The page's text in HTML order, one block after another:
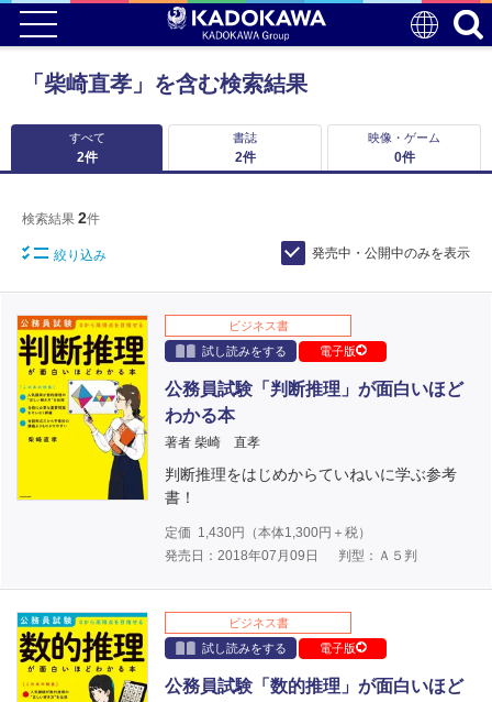
「柴崎直孝」を含む検索結果
すべて
2件
書誌
2件
映像・ゲーム
0件
検索結果 2件
絞り込み 発売中・公開中のみを表示
ビジネス書
試し読みをする
電子版
公務員試験「判断推理」が面白いほど
わかる本
著者 柴崎 直孝
判断推理をはじめからていねいに学ぶ参考
書！
定価 1,430円（本体1,300円＋税）
発売日：2018年07月09日
判型：Ａ５判
ビジネス書
試し読みをする
電子版
公務員試験「数的推理」が面白いほど